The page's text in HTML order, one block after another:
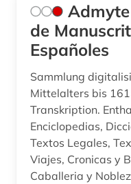
dante alighieri (2)
dauphiné (1)
denkmal (1)
deutsch (40)
de
Españoles
Sammlung
Mittelalters bis
Transkription.
Enciclopedias,
Textos Legales,
Viajes, Cronicas y
Caballeria y